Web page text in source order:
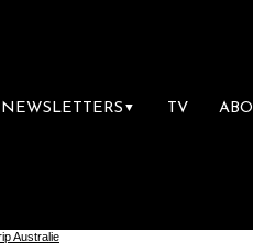
NEWSLETTERS ▼ TV